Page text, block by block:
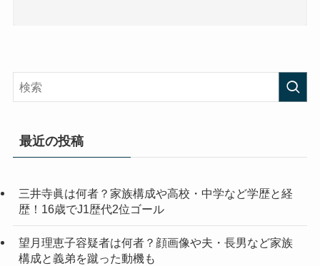
最近の投稿
三井寺眞は何者？家族構成や高校・中学など学歴と経
歴！16歳でJ1歴代2位ゴール
望月理恵子容疑者は何者？顔画像や夫・長男など家族
構成と義弟を蹴った動機も